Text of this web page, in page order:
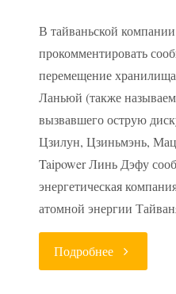
В тайваньской
прокомментировать
перемещение
Ланьюй (также
вызвавшего острую
Цзилун, Цзиньмэнь,
Taipower Линь Дэфу
энергетическая
атомной энергии
Подробнее